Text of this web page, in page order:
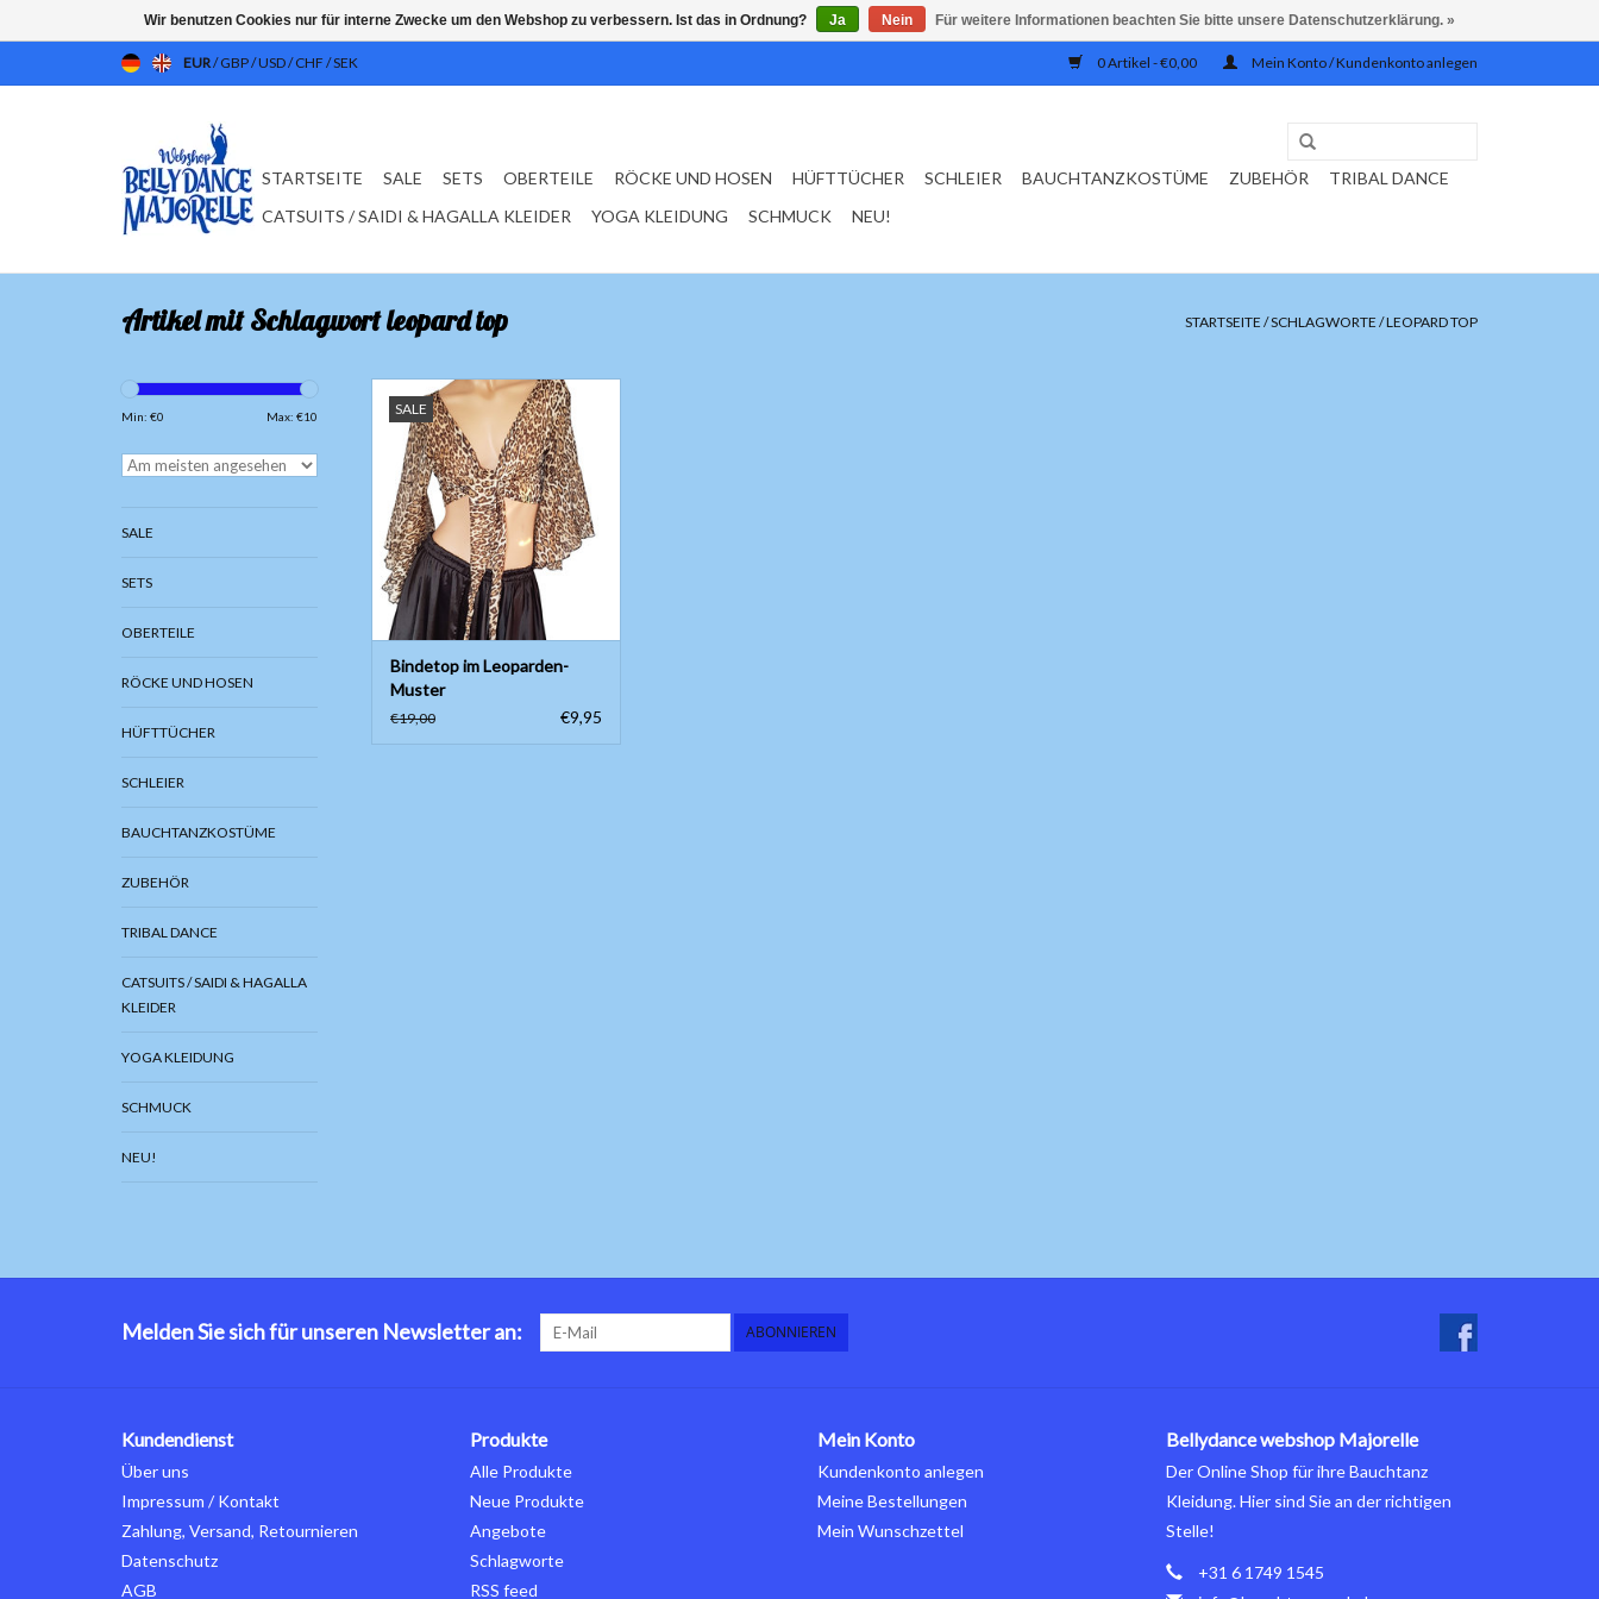
EUR/GBP/USD/CHF /SEK 0 Artikel - €0,00 Mein Konto / Kundenkonto anlegen
STARTSEITE SALE SETS OBERTEILE RÖCKE UND HOSEN HÜFTTÜCHER SCHLEIER BAUCHTANZKOSTÜME ZUBEHÖR
TRIBAL DANCE
CATSUITS / SAIDI & HAGALLA KLEIDER
YOGA KLEIDUNG SCHMUCK NEU!
Artikel mit Schlagwort leopard top STARTSEITE /SCHLAGWORTE /LEOPARD TOP
Min: €0 Max: €10
SALE
SETS
OBERTEILE
RÖCKE UND HOSEN
HÜFTTÜCHER
SCHLEIER
BAUCHTANZKOSTÜME
ZUBEHÖR
TRIBAL DANCE
CATSUITS / SAIDI & HAGALLA
KLEIDER
YOGA KLEIDUNG
SCHMUCK
NEU!
SALE
Bauchfreies Bauchtanz Top mit
Trompetenärmeln
Stoff; Chiffon
ZUM WARENKORB HINZUFÜGEN
Bindetop im Leoparden-
Muster
€19,00 €9,95
Melden Sie sich für unseren Newsletter an: ABONNIEREN
Kundendienst
Über uns
Impressum / Kontakt
Zahlung, Versand, Retournieren
Datenschutz
AGB
Produkte
Alle Produkte
Neue Produkte
Angebote
Schlagworte
RSS feed
Mein Konto
Kundenkonto anlegen
Meine Bestellungen
Mein Wunschzettel
Bellydance webshop Majorelle
Der Online Shop für ihre Bauchtanz
Kleidung. Hier sind Sie an der richtigen
Stelle!
+31 6 1749 1545
Wir benutzen Cookies nur für interne Zwecke um den Webshop zu verbessern. Ist das in Ordnung? Ja Nein Für weitere Informationen beachten Sie bitte unsere Datenschutzerklärung. »